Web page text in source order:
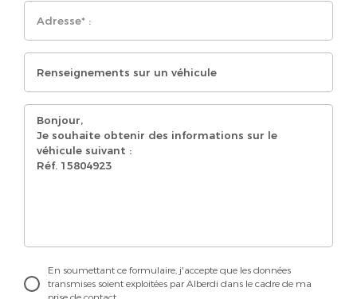
En soumettant ce formulaire, j'accepte que les données
transmises soient exploitées par Alberdi dans le cadre de ma
prise de contact.